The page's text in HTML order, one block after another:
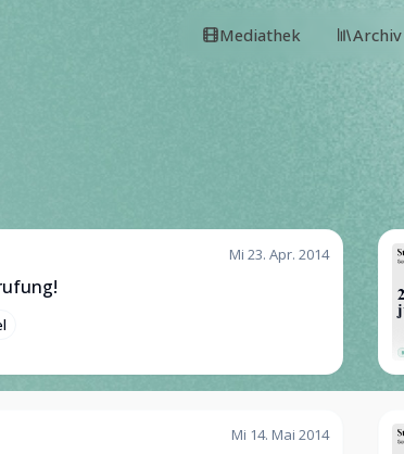
Mediathek Archiv
Mi 23. Apr. 2014
Mi 14. Mai 2014